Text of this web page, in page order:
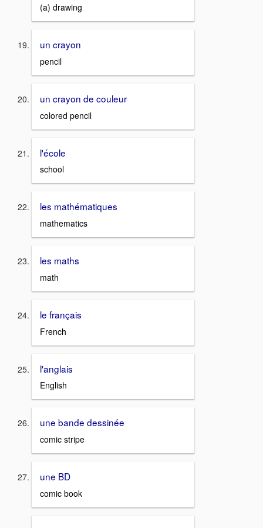
(a) drawing
un crayon
pencil
un crayon de couleur
colored pencil
l'école
school
les mathématiques
mathematics
les maths
math
le français
French
l'anglais
English
une bande dessinée
comic stripe
une BD
comic book